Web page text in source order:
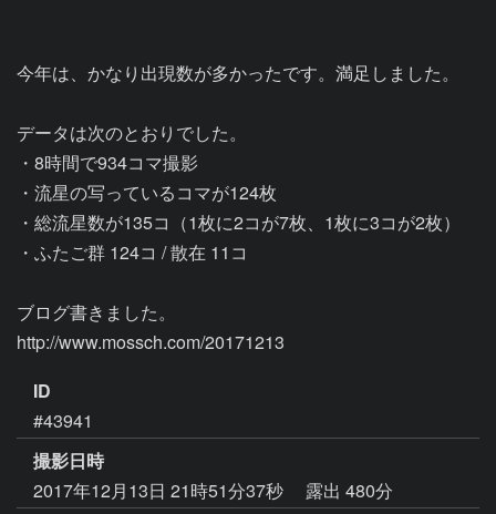
今年は、かなり出現数が多かったです。満足しました。
データは次のとおりでした。
・8時間で934コマ撮影
・流星の写っているコマが124枚
・総流星数が135コ（1枚に2コが7枚、1枚に3コが2枚）
・ふたご群 124コ / 散在 11コ
ブログ書きました。
http://www.mossch.com/20171213
ID
#43941
撮影日時
2017年12月13日 21時51分37秒
露出 480分